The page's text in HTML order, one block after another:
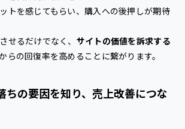
トを感じてもらい、購入への後押しが期待
せるだけでなく、 サイトの価値を訴求する
らの回復率を高めることに繋がります。
ちの要因を知り、売上改善につな